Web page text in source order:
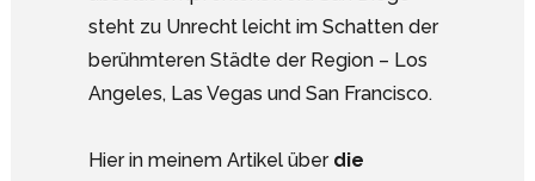
steht zu Unrecht leicht im Schatten der
berühmteren Städte der Region – Los
Angeles, Las Vegas und San Francisco.
Hier in meinem Artikel über die